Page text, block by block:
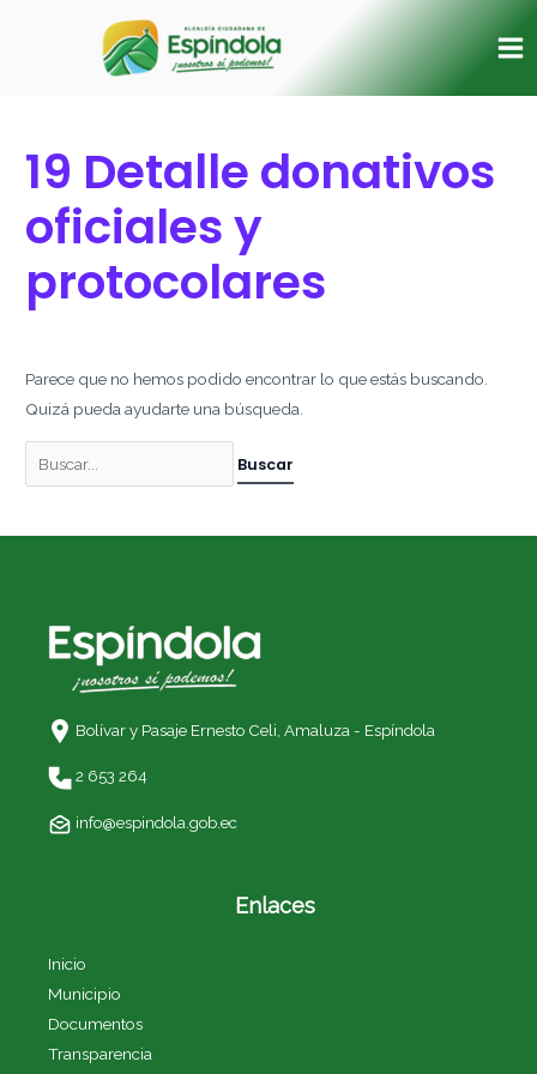
19 Detalle donativos
oficiales y
protocolares
Parece que no hemos podido encontrar lo que estás buscando.
Quizá pueda ayudarte una búsqueda.
Bolívar y Pasaje Ernesto Celi, Amaluza - Espíndola
2 653 264
info@espindola.gob.ec
Enlaces
Inicio
Municipio
Documentos
Transparencia